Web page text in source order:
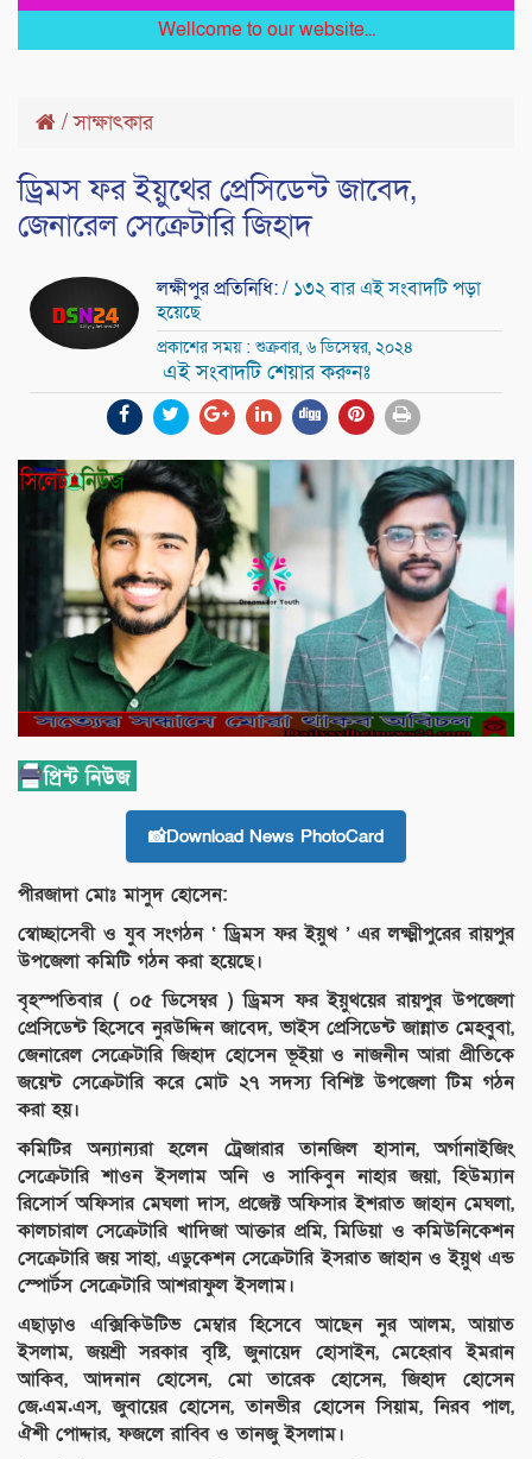
Wellcome to our website...
/সাক্ষাৎকার
ড্রিমস ফর ইয়ুথের প্রেসিডেন্ট জাবেদ,
জেনারেল সেক্রেটারি জিহাদ
লক্ষীপুর প্রতিনিধি:/ ১৩২ বার এই সংবাদটি পড়া
হয়েছে
প্রকাশের সময় : শুক্রবার, ৬ ডিসেম্বর, ২০২৪
এই সংবাদটি শেয়ার করুনঃ
📸Download News PhotoCard
পীরজাদা মোঃ মাসুদ হোসেন:
স্বোচ্ছাসেবী ও যুব সংগঠন ‘ ড্রিমস ফর ইয়ুথ ’ এর লক্ষ্মীপুরের রায়পুর
উপজেলা কমিটি গঠন করা হয়েছে।
বৃহস্পতিবার ( ০৫ ডিসেম্বর ) ড্রিমস ফর ইয়ুথয়ের রায়পুর উপজেলা
প্রেসিডেন্ট হিসেবে নুরউদ্দিন জাবেদ, ভাইস প্রেসিডেন্ট জান্নাত মেহবু্বা,
জেনারেল সেক্রেটারি জিহাদ হোসেন ভূইয়া ও নাজনীন আরা প্রীতিকে
জয়েন্ট সেক্রেটারি করে মোট ২৭ সদস্য বিশিষ্ট উপজেলা টিম গঠন
করা হয়।
কমিটির অন্যান্যরা হলেন ট্রেজারার তানজিল হাসান, অর্গানাইজিং
সেক্রেটারি শাওন ইসলাম অনি ও সাকিবুন নাহার জয়া, হিউম্যান
রিসোর্স অফিসার মেঘলা দাস, প্রজেক্ট অফিসার ইশরাত জাহান মেঘলা,
কালচারাল সেক্রেটারি খাদিজা আক্তার প্রমি, মিডিয়া ও কমিউনিকেশন
সেক্রেটারি জয় সাহা, এডুকেশন সেক্রেটারি ইসরাত জাহান ও ইয়ুথ এন্ড
স্পোর্টস সেক্রেটারি আশরাফুল ইসলাম।
এছাড়াও এক্সিকিউটিভ মেম্বার হিসেবে আছেন নুর আলম, আয়াত
ইসলাম, জয়শ্রী সরকার বৃষ্টি, জুনায়েদ হোসাইন, মেহেরাব ইমরান
আকিব, আদনান হোসেন, মো তারেক হোসেন, জিহাদ হোসেন
জে.এম.এস, জুবায়ের হোসেন, তানভীর হোসেন সিয়াম, নিরব পাল,
ঐশী পোদ্দার, ফজলে রাব্বি ও তানজু ইসলাম।